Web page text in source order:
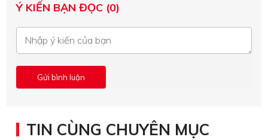
Ý KIẾN BẠN ĐỌC (0)
TIN CÙNG CHUYÊN MỤC